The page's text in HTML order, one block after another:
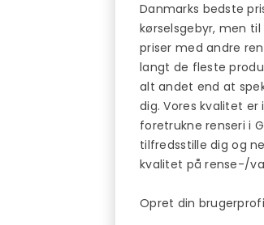
Danmarks bedste
kørselsgebyr, men
priser med andre
langt de fleste
alt andet end at
dig. Vores kvalitet
foretrukne renseri i
tilfredsstille dig og
kvalitet på rense-/
Opret din